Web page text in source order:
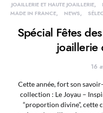
JOAILLERIE ET HAUTE JOAILLERIE
MADE IN FRANCE
NEWS
Spécial Fêtes
joaillerie
16
Cette année, fort son
collection : Le Joyau –
“proportion divine”, cette